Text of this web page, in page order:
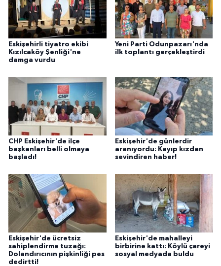
Eskişehirli tiyatro ekibi
Kızılcaköy Şenliği'ne
damga vurdu
Yeni Parti Odunpazarı'nda
ilk toplantı gerçekleştirdi
CHP Eskişehir'de ilçe
başkanları belli olmaya
başladı!
Eskişehir'de günlerdir
aranıyordu: Kayıp kızdan
sevindiren haber!
Eskişehir'de ücretsiz
sahiplendirme tuzağı:
Dolandırıcının pişkinliği pes
dedirtti!
Eskişehir'de mahalleyi
birbirine kattı: Köylü çareyi
sosyal medyada buldu